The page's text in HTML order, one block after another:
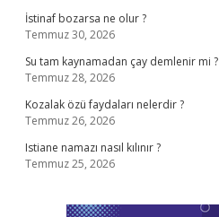
İstinaf bozarsa ne olur ?
Temmuz 30, 2026
Su tam kaynamadan çay demlenir mi ?
Temmuz 28, 2026
Kozalak özü faydaları nelerdir ?
Temmuz 26, 2026
Istiane namazı nasıl kılınır ?
Temmuz 25, 2026